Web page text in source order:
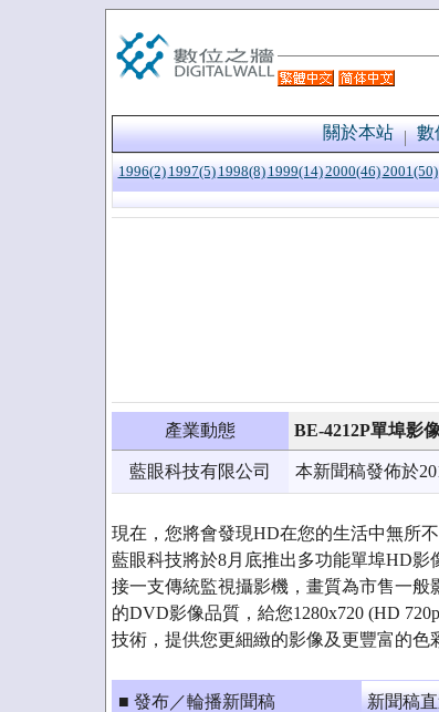
關於本站 數
1996(2) 1997(5) 1998(8) 1999(14)2000(46)2001(50)
產業動態 BE-4212P單埠影
藍眼科技有限公司 本新聞稿發佈於
現在，您將會發現HD在您的生活中無所
藍眼科技將於8月底推出多功能單埠HD影
接一支傳統監視攝影機，畫質為市售一
的DVD影像品質，給您1280x720 (HD
技術，提供您更細緻的影像及更豐富的色
■ 發布／輪播新聞稿 新聞稿